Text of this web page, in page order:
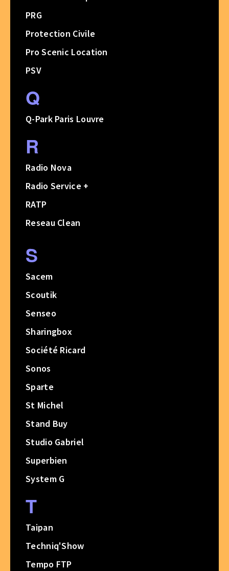
PRG
Protection Civile
Pro Scenic Location
PSV
Q
Q-Park Paris Louvre
R
Radio Nova
Radio Service +
RATP
Reseau Clean
S
Sacem
Scoutik
Senseo
Sharingbox
Société Ricard
Sonos
Sparte
St Michel
Stand Buy
Studio Gabriel
Superbien
System G
T
Taipan
Techniq'Show
Tempo FTP